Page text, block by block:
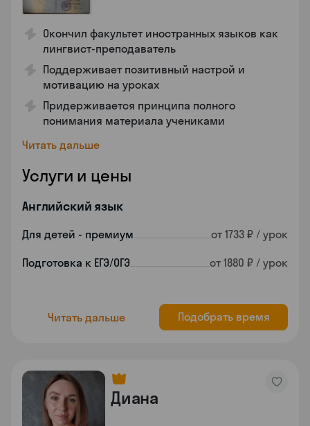
Окончил факультет иностранных языков как
лингвист-преподаватель
Поддерживает позитивный настрой и
мотивацию на уроках
Придерживается принципа полного
понимания материала учениками
Читать дальше
Услуги и цены
Английский язык
Для детей - премиум от 1733 ₽ / урок
Подготовка к ЕГЭ/ОГЭ от 1880 ₽ / урок
Читать дальше Подобрать время
Диана